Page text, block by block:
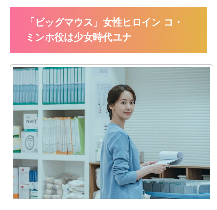
「ビッグマウス」女性ヒロイン コ・
ミンホ役は少女時代ユナ